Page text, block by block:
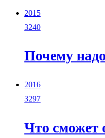
2015
3240
Почему
2016
3297
Что сможет